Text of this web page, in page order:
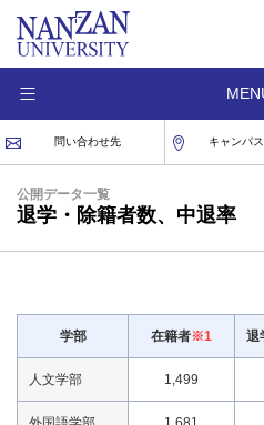
問い合わせ先 キャンパ
公開データ一覧
退学・除籍者数、中退率
学部 在籍者※1 退
人文学部 1,499